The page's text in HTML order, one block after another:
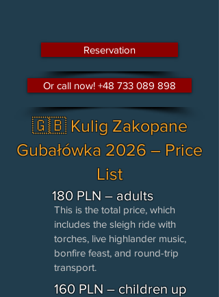
Reservation
Or call now! +48 733 089 898
🇬🇧 Kulig Zakopane
Gubałówka 2026 – Price
List
180 PLN – adults
This is the total price, which
includes the sleigh ride with
torches, live highlander music,
bonfire feast, and round-trip
transport.
160 PLN – children up